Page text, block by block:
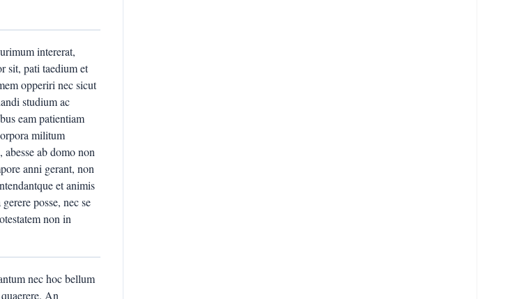
intererat,
sit, pati taedium et
opperiri nec sicut
studium ac
eam patientiam
militum
ab domo non
anni gerant, non
et animis
posse, nec se
non in
nec hoc bellum
An